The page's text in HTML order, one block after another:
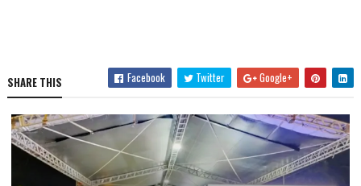
SHARE THIS Facebook Twitter Google+